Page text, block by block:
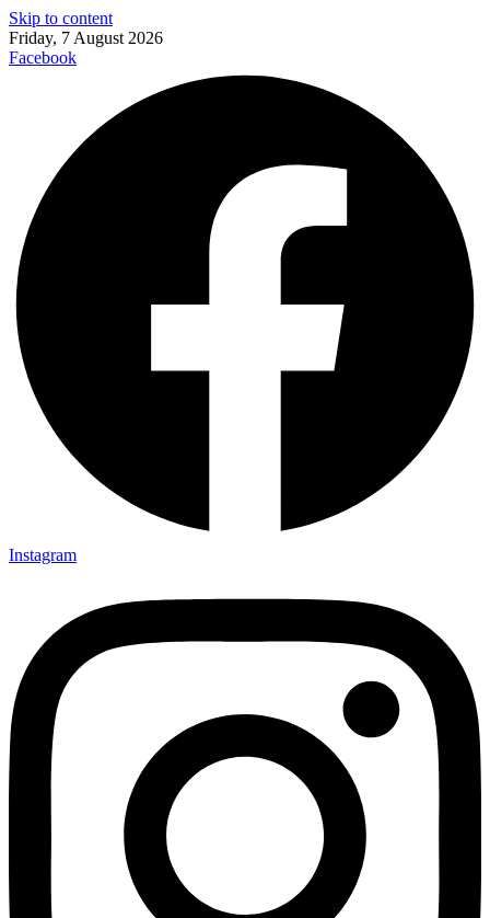
Skip to content
Friday, 7 August 2026
Facebook
Instagram